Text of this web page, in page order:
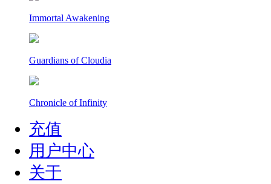
Immortal Awakening
Guardians of Cloudia
Chronicle of Infinity
充值
用户中心
关于